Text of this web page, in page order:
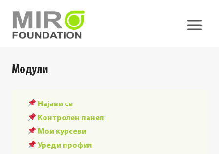
content
Модули
Најави се
Контролен панел
Мои курсеви
Уреди профил